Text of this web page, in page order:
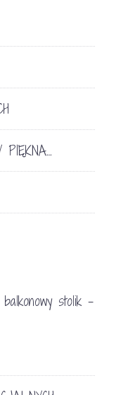
balkonowy stolik -